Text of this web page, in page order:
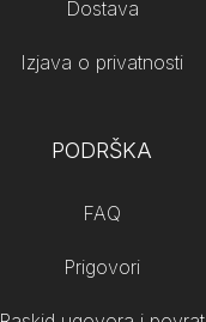
Dostava
Izjava o privatnosti
PODRŠKA
FAQ
Prigovori